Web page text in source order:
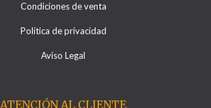
Condiciones de venta
Política de privacidad
Aviso Legal
ATENCIÓN AL CLIENTE